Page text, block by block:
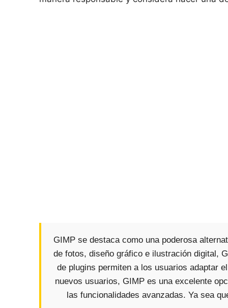
GIMP se destaca como una poderosa
de fotos, diseño gráfico e ilustración digital,
de plugins permiten a los usuarios adaptar
nuevos usuarios, GIMP es una excelente
las funcionalidades avanzadas. Ya sea